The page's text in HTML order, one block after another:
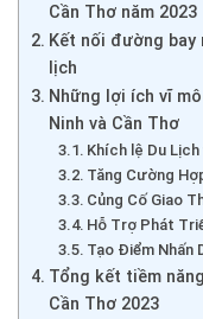
Cần Thơ năm 2023
Kết nối đường
lịch
Những lợi ích vĩ
Ninh và Cần Thơ
Khích lệ Du Lịch
Tăng Cường
Củng Cố Giao
Hỗ Trợ Phát
Tạo Điểm Nhấn
Tổng kết tiềm
Cần Thơ 2023